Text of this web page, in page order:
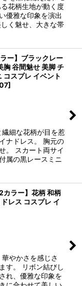
花柄生地が動く度
優雅な印象を演出
く魅せ、大きな帯
ー】ブラックレー
胸 谷間魅せ 美脚 チ
コスプレ イベント
]
細な花柄が目を惹
ナドレス。 胸元の
。 スカート両サイ
属の黒レースミニ
カラー】花柄 和柄
レス コスプレ イ
やかさを感じさ
す。 リボン結びし
れ、優雅な印象を